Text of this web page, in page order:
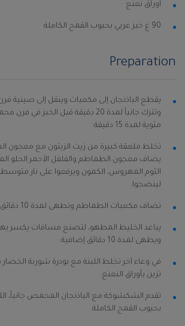
أوراق نعنع
90 غ خبز عربي بحبوب القمح الكاملة
Preparation
يقطع الباذنجان إلى مكعبات وينقل إلى صينية
مئوية لمدة 15 دقيقة.
تخلط ملعقة كبيرة من زيت الزيتون مع معجون
يضاف معجون الطماطم والفلفل الأحمر الحلو
لينضجوا.
تضاف مكعبات الطماطم وتطهى لمدة 10 دقائق إضافية.
يباعد الخليط المطهو، لتصنع مسافات يكسر
ويطهى لمدة 10 دقائق إضافية.
تزين بأوراق النعنع.
تقدم الشكشوكة مع الباذنجان المحمص جانباً،
بحبوب القمح الكاملة.